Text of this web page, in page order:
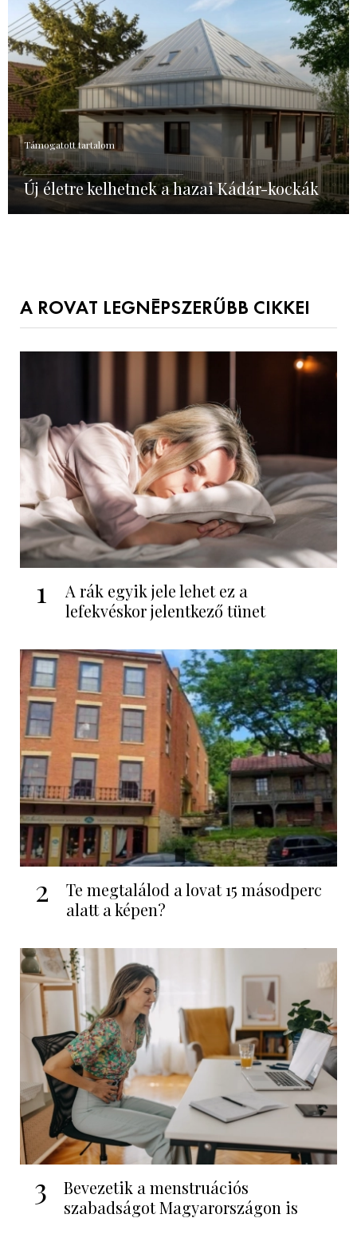
Támogatott tartalom
Új életre kelhetnek a hazai Kádár-kockák
A ROVAT LEGNÉPSZERŰBB CIKKEI
1
A rák egyik jele lehet ez a
lefekvéskor jelentkező tünet
2
Te megtalálod a lovat 15 másodperc
alatt a képen?
3
Bevezetik a menstruációs
szabadságot Magyarországon is